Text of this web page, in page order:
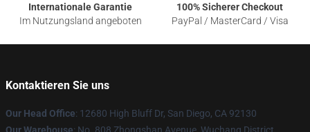
Internationale Garantie
Im Nutzungsland angeboten
100% Sicherer Checkout
PayPal / MasterCard / Visa
Kontaktieren Sie uns
Our Head Office: 12680 High Bluff Dr, San Diego, CA 92130